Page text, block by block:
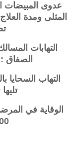
عدوى المبيضات
المثلى ومدة
التهابات
الصفاق : تم
تليها 200 مجم مرة واحدة يوميًا
الوقاية في
400 مجم مرة